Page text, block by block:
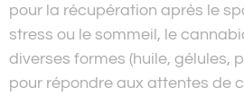
pour la récupération après le
stress ou le sommeil, le
diverses formes (huile, gélules,
pour répondre aux attentes de